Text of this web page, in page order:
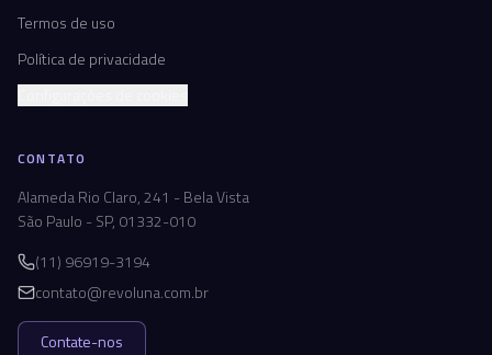
Termos de uso
Política de privacidade
CONTATO
Alameda Rio Claro, 241 - Bela Vista
São Paulo - SP, 01332-010
(11) 96919-3194
contato@revoluna.com.br
Contate-nos